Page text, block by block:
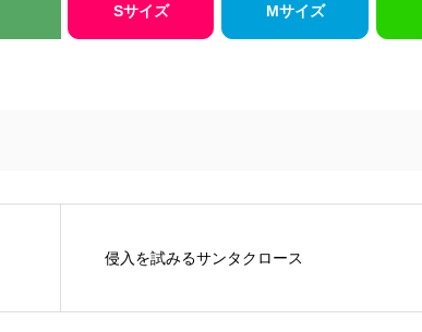
Sサイズ Mサイズ
侵入を試みるサンタクロース